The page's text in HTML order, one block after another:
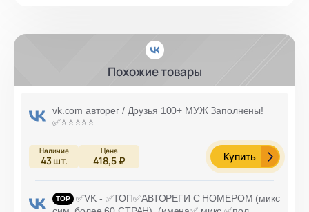
Похожие товары
vk.com авторег / Друзья 100+ МУЖ Заполнены!
✅⭐️⭐️⭐️⭐️⭐️
43шт. 418,5 ₽ Купить
✅VK - ✅ТОП✅АВТОРЕГИ С НОМЕРОМ (микс